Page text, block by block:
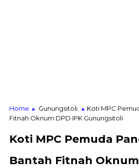
Home Gunungsitoli
Koti MPC
Fitnah Oknum DPD IPK Gunungsitoli
Koti MPC Pemuda
Bantah Fitnah Oknum